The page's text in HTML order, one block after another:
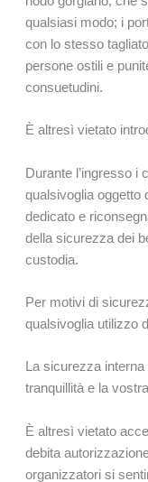
qualsiasi modo; i
con lo stesso
persone ostili e
consuetudini.
È altresì vietato
Durante l’ingresso i
qualsivoglia oggetto
dedicato e
della sicurezza dei
custodia.
Per motivi di
qualsivoglia utilizzo
La sicurezza
tranquillità e la
È altresì vietato
debita
organizzatori si